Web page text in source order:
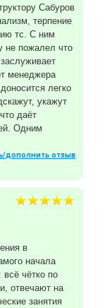
Сабуров
терпение
тс. С ним
не пожалел что
менеджера
легко
укажут
даёт
Одним
дополнить отзыв
в
начала
всё чётко по
отвечают на
занятия